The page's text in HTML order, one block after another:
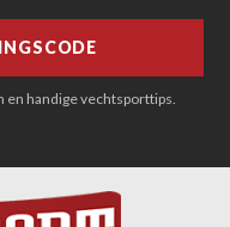
handige vechtsporttips.